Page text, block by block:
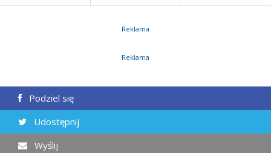
Reklama
Reklama
Podziel się
Udostępnij
Wyślij